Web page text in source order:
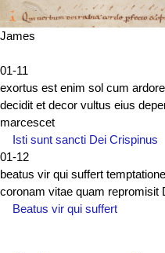
James
01-11
exortus est enim sol cum
decidit et decor vultus eius
marcescet
Isti sunt sancti Dei Crispinus
01-12
beatus vir qui suffert
coronam vitae quam repromisit
Beatus vir qui suffert